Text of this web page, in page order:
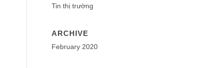
Tin thị trường
ARCHIVE
February 2020